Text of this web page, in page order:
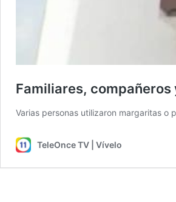
Familiares,
Varias personas utilizaron margaritas o
TeleOnce TV | Vívelo